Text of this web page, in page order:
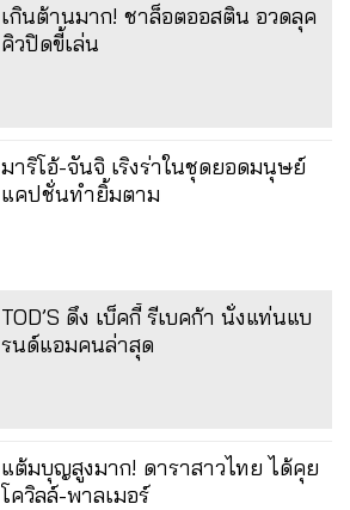
เกินต้านมาก! ชาล็อตออสติน อวดลุค
คิวปิดขี้เล่น
มาริโอ้-จันจิ เริงร่าในชุดยอดมนุษย์
แคปชั่นทำยิ้มตาม
TOD’S ดึง เบ็คกี้ รีเบคก้า นั่งแท่นแบ
รนด์แอมคนล่าสุด
แต้มบุญสูงมาก! ดาราสาวไทย ได้คุย
โควิลล์-พาลเมอร์